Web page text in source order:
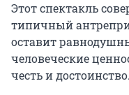
Этот спектакль
типичный
оставит
человеческие
честь и достоинство.